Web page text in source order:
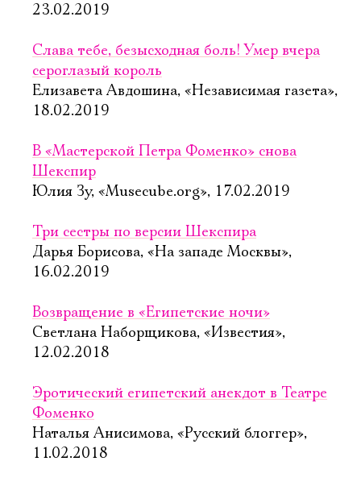
23.02.2019
Слава тебе, безысходная боль! Умер вчера
сероглазый король
Елизавета Авдошина, «Независимая газета»,
18.02.2019
В «Мастерской Петра Фоменко» снова
Шекспир
Юлия Зу, «Musecube.org», 17.02.2019
Три сестры по версии Шекспира
Дарья Борисова, «На западе Москвы»,
16.02.2019
Возвращение в «Египетские ночи»
Светлана Наборщикова, «Известия»,
12.02.2018
Эротический египетский анекдот в Театре
Фоменко
Наталья Анисимова, «Русский блоггер»,
11.02.2018